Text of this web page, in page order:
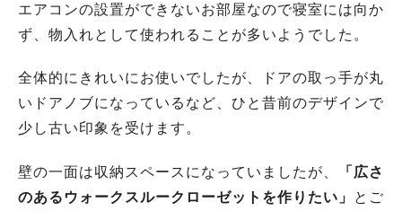
エアコンの設置ができないお部屋なので寝室には向か
ず、物入れとして使われることが多いようでした。
全体的にきれいにお使いでしたが、ドアの取っ手が丸
いドアノブになっているなど、ひと昔前のデザインで
少し古い印象を受けます。
壁の一面は収納スペースになっていましたが、
「広さ
のあるウォークスルークローゼットを作りたい」
とご